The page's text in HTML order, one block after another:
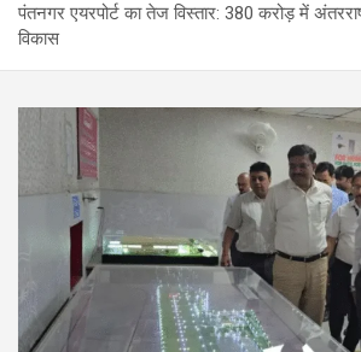
पंतनगर एयरपोर्ट का तेज विस्तार: 380 करोड़ में
विकास